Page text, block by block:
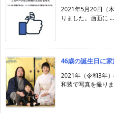
2021年5月20日（
りました。画面に ...
46歳の誕生日に
2021年（令和3年
和装で写真を撮り